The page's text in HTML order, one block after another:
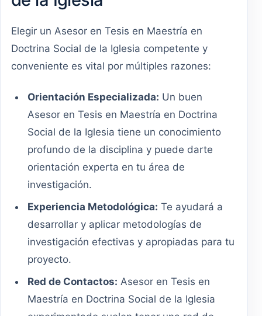
Elegir un Asesor en Tesis en Maestría en
Doctrina Social de la Iglesia competente y
conveniente es vital por múltiples razones:
Orientación Especializada: Un buen
Asesor en Tesis en Maestría en Doctrina
Social de la Iglesia tiene un conocimiento
profundo de la disciplina y puede darte
orientación experta en tu área de
investigación.
Experiencia Metodológica: Te ayudará a
desarrollar y aplicar metodologías de
investigación efectivas y apropiadas para tu
proyecto.
Red de Contactos: Asesor en Tesis en
Maestría en Doctrina Social de la Iglesia